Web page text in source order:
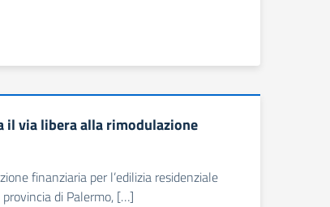
il via libera alla rimodulazione
finanziaria per l’edilizia residenziale
provincia di Palermo, […]